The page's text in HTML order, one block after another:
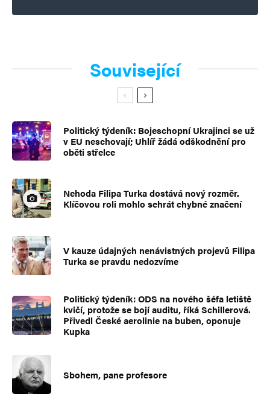
Související
Politický týdeník: Bojeschopní Ukrajinci se už
v EU neschovají; Uhlíř žádá odškodnění pro
oběti střelce
Nehoda Filipa Turka dostává nový rozměr.
Klíčovou roli mohlo sehrát chybné značení
V kauze údajných nenávistných projevů Filipa
Turka se pravdu nedozvíme
Politický týdeník: ODS na nového šéfa letiště
kvičí, protože se bojí auditu, říká Schillerová.
Přivedl České aerolinie na buben, oponuje
Kupka
Sbohem, pane profesore